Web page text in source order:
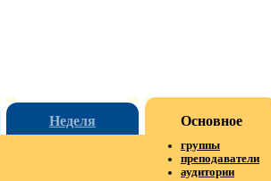
Неделя Основное
группы
преподаватели
аудитории